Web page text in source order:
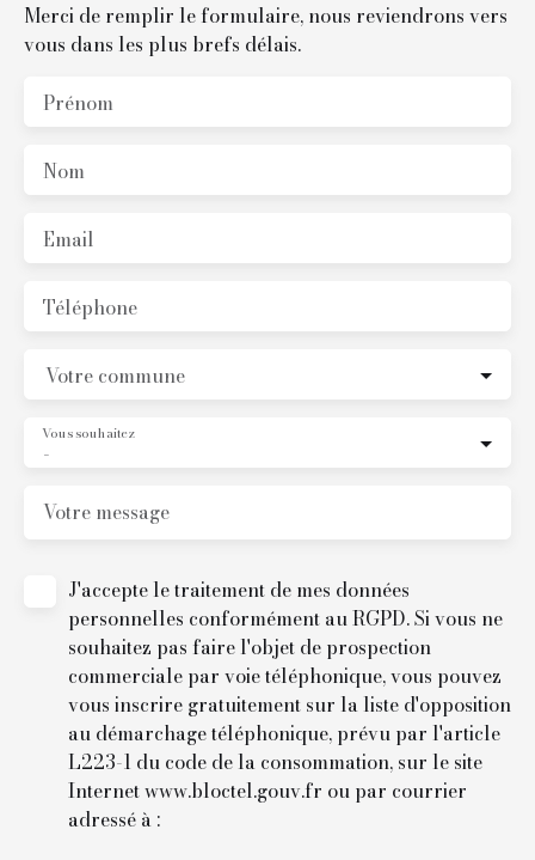
Merci de remplir le formulaire, nous reviendrons vers
vous dans les plus brefs délais.
Prénom
Nom
Email
Téléphone
Votre commune
-
Vous souhaitez
Votre message
J'accepte le traitement de mes données
personnelles conformément au RGPD. Si vous ne
souhaitez pas faire l'objet de prospection
commerciale par voie téléphonique, vous pouvez
vous inscrire gratuitement sur la liste d'opposition
au démarchage téléphonique, prévu par l'article
L223-1 du code de la consommation, sur le site
Internet www.bloctel.gouv.fr ou par courrier
adressé à :